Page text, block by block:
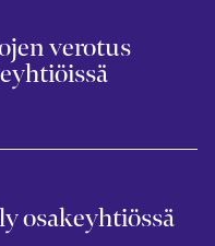
verotus
osakeyhtiössä